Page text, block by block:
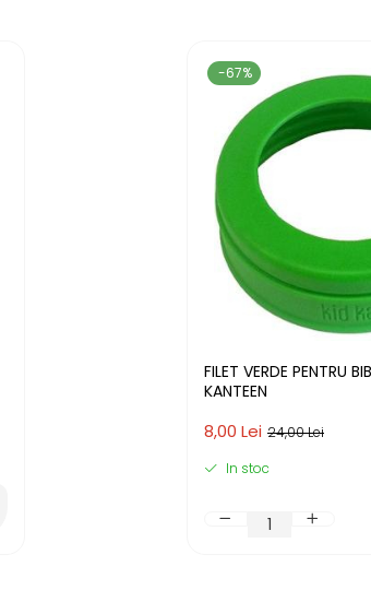
-67%
FILET VERDE PENTRU
KANTEEN
24,00 Lei
8,00 Lei
In stoc